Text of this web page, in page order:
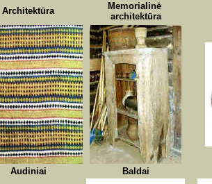
Architektūra
Memorialinė
architektūra
Audiniai Baldai